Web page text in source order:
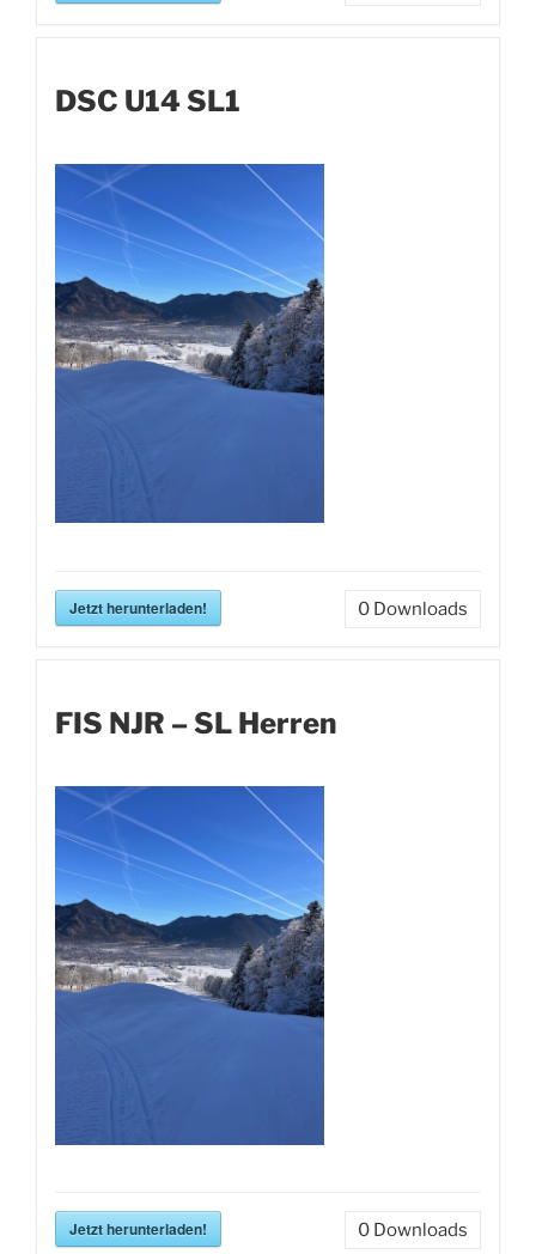
DSC U14 SL1
Jetzt herunterladen! 0 Downloads
FIS NJR – SL Herren
Jetzt herunterladen! 0 Downloads